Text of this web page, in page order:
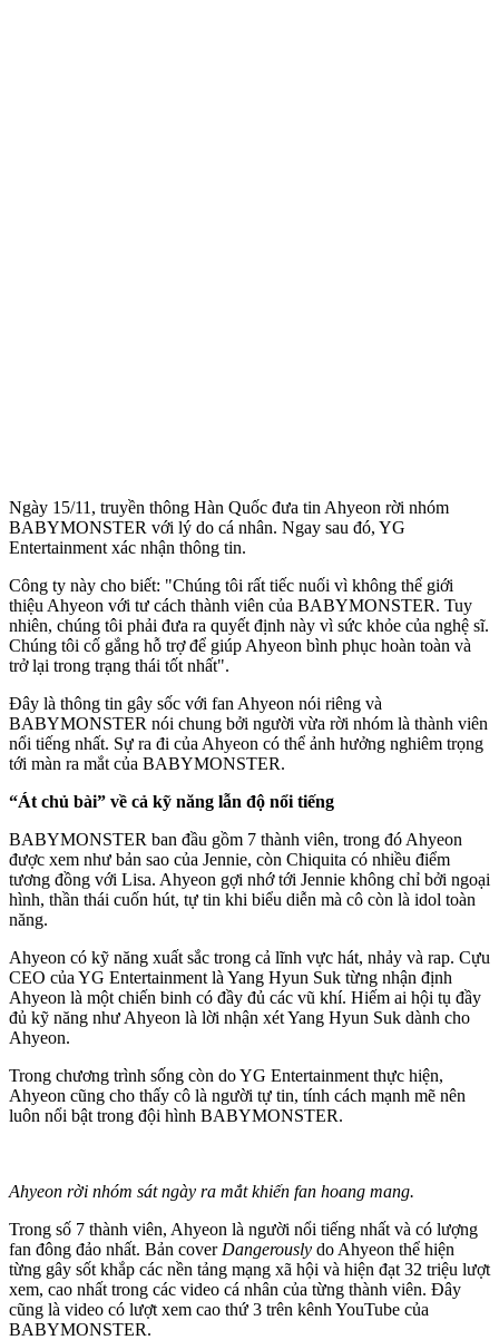
Ngày 15/11, truyền thông Hàn Quốc đưa tin Ahyeon rời nhóm
BABYMONSTER với lý do cá nhân. Ngay sau đó, YG
Entertainment xác nhận thông tin.
Công ty này cho biết: "Chúng tôi rất tiếc nuối vì không thể giới
thiệu Ahyeon với tư cách thành viên của BABYMONSTER. Tuy
nhiên, chúng tôi phải đưa ra quyết định này vì sức khỏe của nghệ sĩ.
Chúng tôi cố gắng hỗ trợ để giúp Ahyeon bình phục hoàn toàn và
trở lại trong trạng thái tốt nhất".
Đây là thông tin gây sốc với fan Ahyeon nói riêng và
BABYMONSTER nói chung bởi người vừa rời nhóm là thành viên
nổi tiếng nhất. Sự ra đi của Ahyeon có thể ảnh hưởng nghiêm trọng
tới màn ra mắt của BABYMONSTER.
“Át chủ bài” về cả kỹ năng lẫn độ nổi tiếng
BABYMONSTER ban đầu gồm 7 thành viên, trong đó Ahyeon
được xem như bản sao của Jennie, còn Chiquita có nhiều điểm
tương đồng với Lisa. Ahyeon gợi nhớ tới Jennie không chỉ bởi ngoại
hình, thần thái cuốn hút, tự tin khi biểu diễn mà cô còn là idol toàn
năng.
Ahyeon có kỹ năng xuất sắc trong cả lĩnh vực hát, nhảy và rap. Cựu
CEO của YG Entertainment là Yang Hyun Suk từng nhận định
Ahyeon là một chiến binh có đầy đủ các vũ khí. Hiếm ai hội tụ đầy
đủ kỹ năng như Ahyeon là lời nhận xét Yang Hyun Suk dành cho
Ahyeon.
Trong chương trình sống còn do YG Entertainment thực hiện,
Ahyeon cũng cho thấy cô là người tự tin, tính cách mạnh mẽ nên
luôn nổi bật trong đội hình BABYMONSTER.
Ahyeon rời nhóm sát ngày ra mắt khiến fan hoang mang.
Trong số 7 thành viên, Ahyeon là người nổi tiếng nhất và có lượng
fan đông đảo nhất. Bản cover Dangerously do Ahyeon thể hiện
từng gây sốt khắp các nền tảng mạng xã hội và hiện đạt 32 triệu lượt
xem, cao nhất trong các video cá nhân của từng thành viên. Đây
cũng là video có lượt xem cao thứ 3 trên kênh YouTube của
BABYMONSTER.